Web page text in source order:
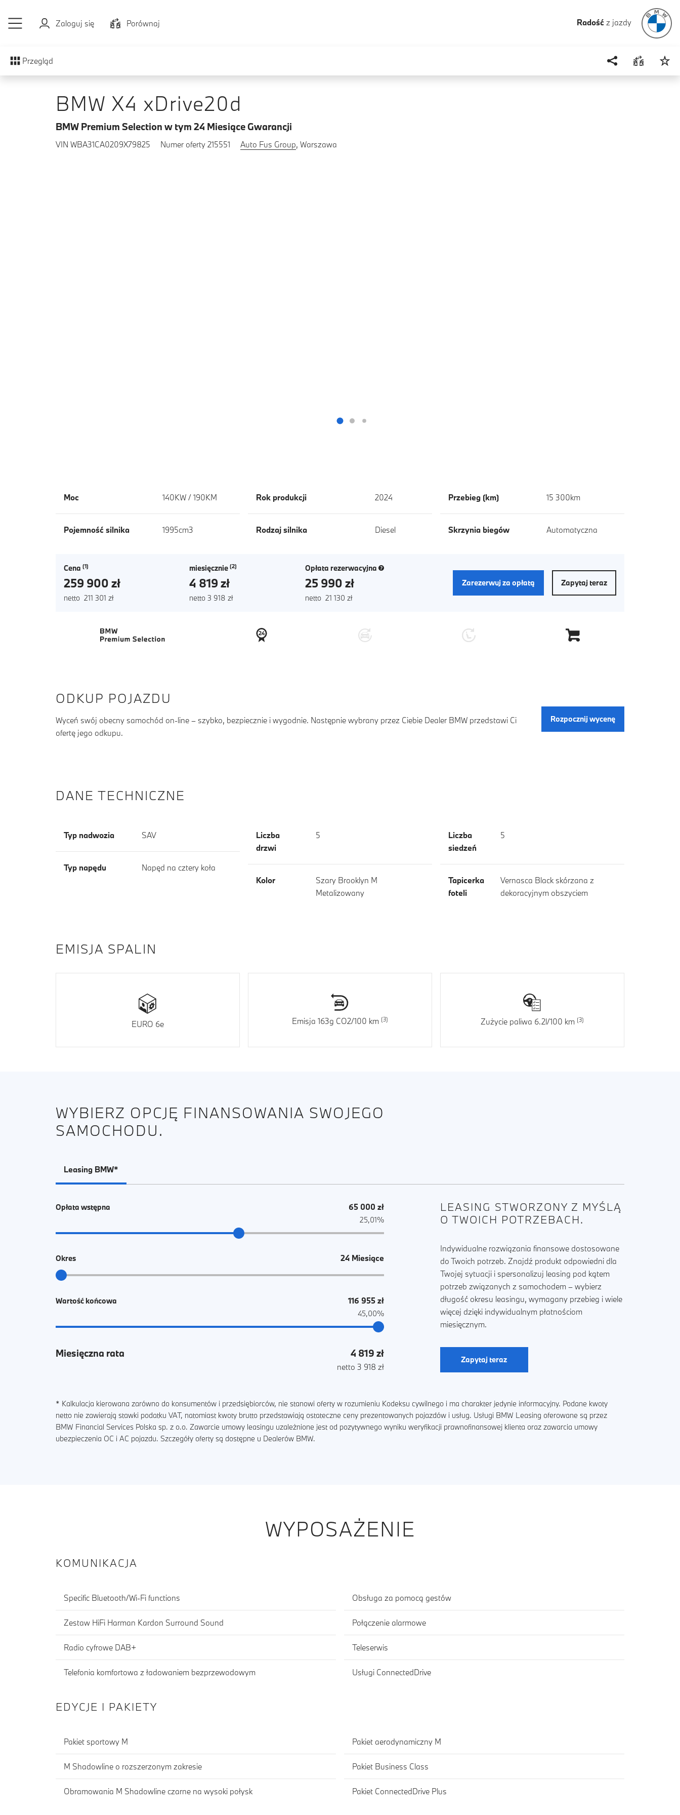
Zaloguj się
Porównaj Radość z jazdy
Przegląd
BMW X4 xDrive20d
BMW Premium Selection w tym 24 Miesiące Gwarancji
VIN WBA31CA0209X79825 Numer oferty 215551 Auto Fus Group, Warszawa
Moc 140KW / 190KM
Pojemność silnika 1995cm3
Rok produkcji 2024
Rodzaj silnika Diesel
Przebieg (km) 15 300km
Skrzynia biegów Automatyczna
Cena
259 900 zł
netto 211 301 zł
miesięcznie
4 819 zł
netto 3 918 zł
Opłata rezerwacyjna (nowe okno)
25 990 zł
netto 21 130 zł
Zarezerwuj za opłatą Zapytaj teraz
ODKUP POJAZDU
Wyceń swój obecny samochód on-line – szybko, bezpiecznie i wygodnie. Następnie wybrany przez Ciebie Dealer BMW przedstawi Ci
ofertę jego odkupu.
Rozpocznij wycenę
DANE TECHNICZNE
Typ nadwozia SAV
Typ napędu Napęd na cztery koła
Liczba
drzwi
5
Kolor
Szary Brooklyn M
Metalizowany
Liczba
siedzeń
5
Tapicerka
foteli
Vernasca Black skórzana z
dekoracyjnym obszyciem
EMISJA SPALIN
EURO 6e Emisja 163g CO2/100 km Zużycie paliwa 6.2l/100 km
WYBIERZ OPCJĘ FINANSOWANIA SWOJEGO
SAMOCHODU.
Leasing BMW*
Opłata wstępna 65 000 zł
25,01%
Okres 24 Miesiące
Wartość końcowa 116 955 zł
45,00%
Miesięczna rata 4 819 zł
netto 3 918 zł
LEASING STWORZONY Z MYŚLĄ
O TWOICH POTRZEBACH.
Indywidualne rozwiązania finansowe dostosowane
do Twoich potrzeb. Znajdź produkt odpowiedni dla
Twojej sytuacji i spersonalizuj leasing pod kątem
potrzeb związanych z samochodem – wybierz
długość okresu leasingu, wymagany przebieg i wiele
więcej dzięki indywidualnym płatnościom
miesięcznym.
Zapytaj teraz
* Kalkulacja kierowana zarówno do konsumentów i przedsiębiorców, nie stanowi oferty w rozumieniu Kodeksu cywilnego i ma charakter jedynie informacyjny. Podane kwoty
netto nie zawierają stawki podatku VAT, natomiast kwoty brutto przedstawiają ostateczne ceny prezentowanych pojazdów i usług. Usługi BMW Leasing oferowane są przez
BMW Financial Services Polska sp. z o.o. Zawarcie umowy leasingu uzależnione jest od pozytywnego wyniku weryfikacji prawnofinansowej klienta oraz zawarcia umowy
ubezpieczenia OC i AC pojazdu. Szczegóły oferty są dostępne u Dealerów BMW.
WYPOSAŻENIE
KOMUNIKACJA
Specific Bluetooth/Wi-Fi functions
Zestaw HiFi Harman Kardon Surround Sound
Radio cyfrowe DAB+
Telefonia komfortowa z ładowaniem bezprzewodowym
Obsługa za pomocą gestów
Połączenie alarmowe
Teleserwis
Usługi ConnectedDrive
EDYCJE I PAKIETY
Pakiet sportowy M
M Shadowline o rozszerzonym zakresie
Obramowania M Shadowline czarne na wysoki połysk
Pakiet aerodynamiczny M
Pakiet Business Class
Pakiet ConnectedDrive Plus